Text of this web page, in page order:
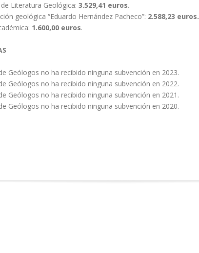
Literatura Geológica: 3.529,41 euros.
geológica “Eduardo Hernández Pacheco”: 2.588,23 euros.
1.600,00 euros.
Geólogos no ha recibido ninguna subvención en 2023.
Geólogos no ha recibido ninguna subvención en 2022.
Geólogos no ha recibido ninguna subvención en 2021.
Geólogos no ha recibido ninguna subvención en 2020.